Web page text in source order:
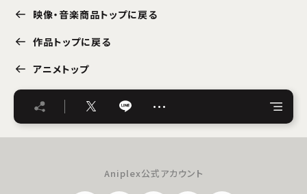
映像・音楽商品トップに戻る
作品トップに戻る
アニメトップ
…
Aniplex公式アカウント